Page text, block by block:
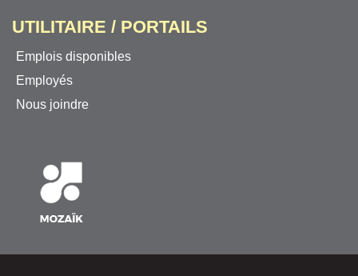
UTILITAIRE / PORTAILS
Emplois disponibles
Employés
Nous joindre